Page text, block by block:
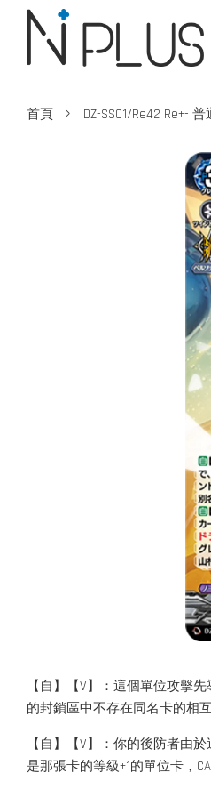
首頁 › DZ-SS01/Re42 Re+-
【自】【V】：這個單位攻擊
的封鎖區中不存在同名卡的相
【自】【V】：你的後防者由
是那張卡的等級+1的單位卡，